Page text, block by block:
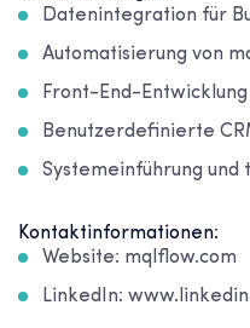
Datenintegration für
Automatisierung von
Front-End-
Benutzerdefinierte
Systemeinführung und
Kontaktinformationen:
Website: mqlflow.com
LinkedIn: